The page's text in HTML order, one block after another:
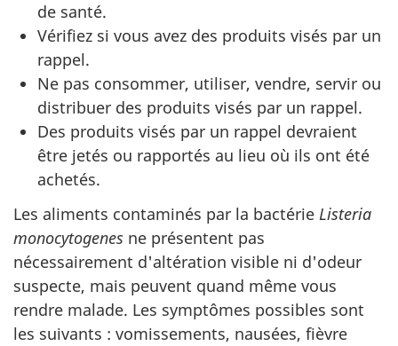
de santé.
Vérifiez si vous avez des produits visés par un
rappel.
Ne pas consommer, utiliser, vendre, servir ou
distribuer des produits visés par un rappel.
Des produits visés par un rappel devraient
être jetés ou rapportés au lieu où ils ont été
achetés.
Les aliments contaminés par la bactérie Listeria
monocytogenes ne présentent pas
nécessairement d'altération visible ni d'odeur
suspecte, mais peuvent quand même vous
rendre malade. Les symptômes possibles sont
les suivants : vomissements, nausées, fièvre